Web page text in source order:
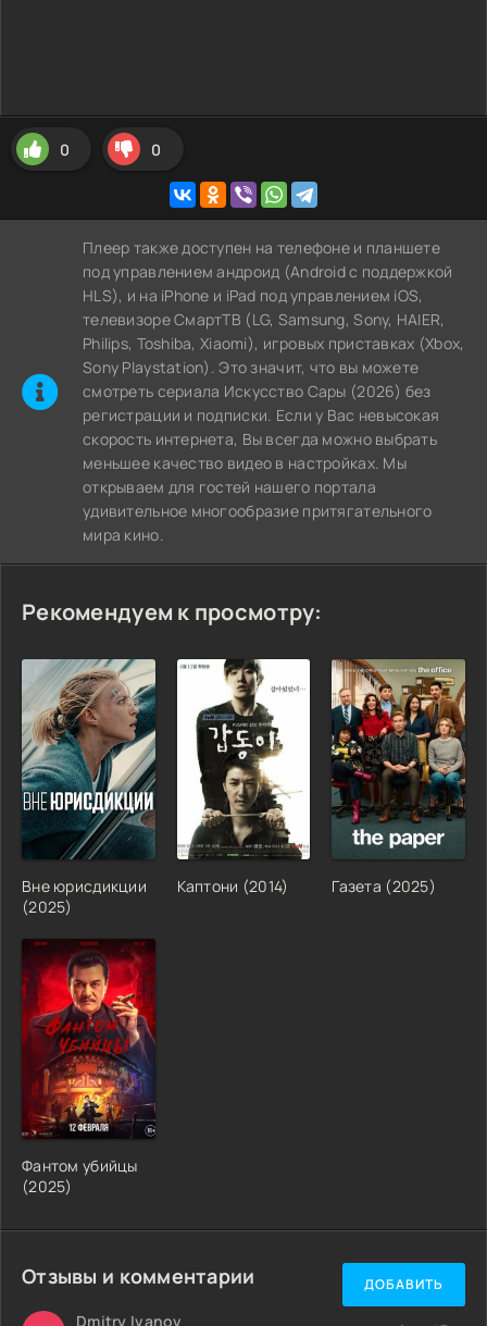
0 0
Плеер также доступен на телефоне и планшете
под управлением андроид (Android с поддержкой
HLS), и на iPhone и iPad под управлением iOS,
телевизоре СмартТВ (LG, Samsung, Sony, HAIER,
Philips, Toshiba, Xiaomi), игровых приставках (Xbox,
Sony Playstation). Это значит, что вы можете
cмотреть сериала Искусство Сары (2026) без
регистрации и подписки. Если у Вас невысокая
скорость интернета, Вы всегда можно выбрать
меньшее качество видео в настройках. Мы
открываем для гостей нашего портала
удивительное многообразие притягательного
мира кино.
Рекомендуем к просмотру:
Вне юрисдикции
(2025)
Каптони (2014) Газета (2025)
Фантом убийцы
(2025)
Отзывы и комментарии ДОБАВИТЬ
Dmitry Ivanov